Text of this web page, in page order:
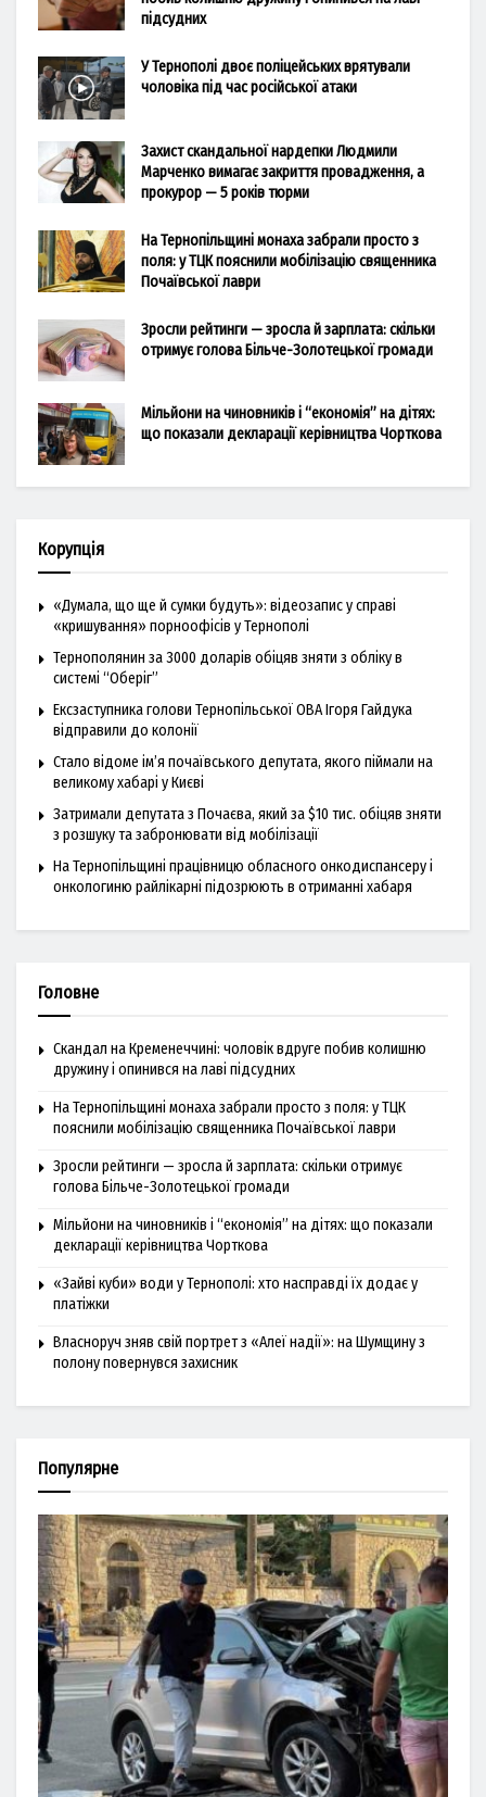
підсудних
У Тернополі двоє поліцейських врятували
чоловіка під час російської атаки
Захист скандальної нардепки Людмили
Марченко вимагає закриття провадження, а
прокурор — 5 років тюрми
На Тернопільщині монаха забрали просто з
поля: у ТЦК пояснили мобілізацію священника
Почаївської лаври
Зросли рейтинги — зросла й зарплата: скільки
отримує голова Більче-Золотецької громади
Мільйони на чиновників і “економія” на дітях:
що показали декларації керівництва Чорткова
Корупція
«Думала, що ще й сумки будуть»: відеозапис у справі
«кришування» порноофісів у Тернополі
Тернополянин за 3000 доларів обіцяв зняти з обліку в
системі “Оберіг”
Ексзаступника голови Тернопільської ОВА Ігоря Гайдука
відправили до колонії
Стало відоме ім’я почаївського депутата, якого піймали на
великому хабарі у Києві
Затримали депутата з Почаєва, який за $10 тис. обіцяв зняти
з розшуку та забронювати від мобілізації
На Тернопільщині працівницю обласного онкодиспансеру і
онкологиню райлікарні підозрюють в отриманні хабаря
Головне
Скандал на Кременеччині: чоловік вдруге побив колишню
дружину і опинився на лаві підсудних
На Тернопільщині монаха забрали просто з поля: у ТЦК
пояснили мобілізацію священника Почаївської лаври
Зросли рейтинги — зросла й зарплата: скільки отримує
голова Більче-Золотецької громади
Мільйони на чиновників і “економія” на дітях: що показали
декларації керівництва Чорткова
«Зайві куби» води у Тернополі: хто насправді їх додає у
платіжки
Власноруч зняв свій портрет з «Алеї надії»: на Шумщину з
полону повернувся захисник
Популярне